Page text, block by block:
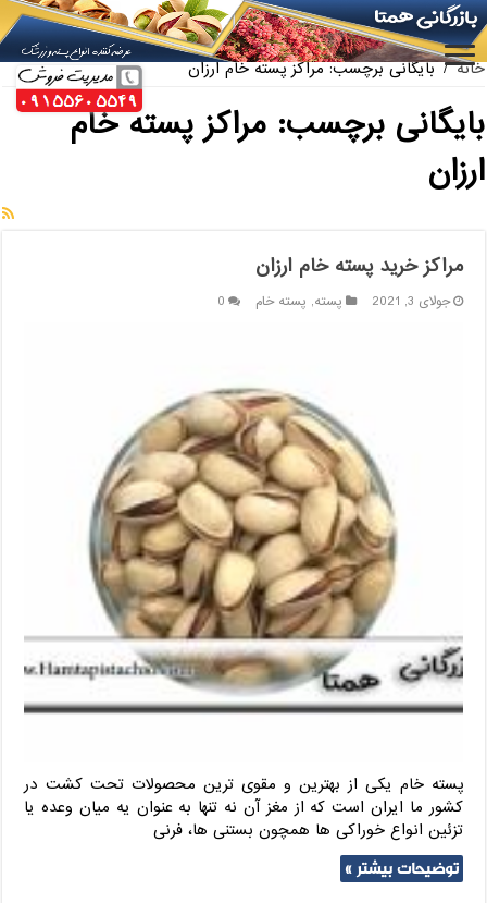
ارائه کننده بهترین پسته کله قوچی سیرجان
خانه / بایگانی برچسب: مراکز پسته خام ارزان
بایگانی برچسب:مراکز پسته خام
ارزان
مراکز خرید پسته خام ارزان
جولای 3, 2021 پسته, پسته خام 0
پسته خام یکی از بهترین و مقوی ترین محصولات تحت کشت در
کشور ما ایران است که از مغز آن نه تنها به عنوان یه میان وعده یا
تزئین انواع خوراکی ها همچون بستنی ها، فرنی
توضیحات بیشتر »